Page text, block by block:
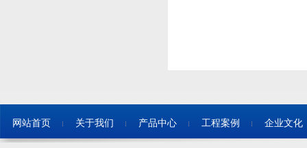
网站首页 关于我们 产品中心 工程案例 企业文化